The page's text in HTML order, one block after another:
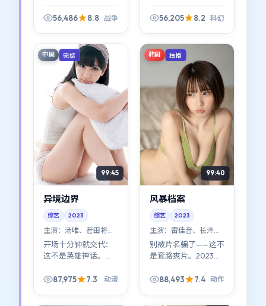
界》把
废墟里重新组织语
言。
56,486 8.8 战争
世界的规则讲得很直
56,205 8.2 科幻
中国 完结
99:45
异境边界
综艺 2023
主演： 汤唯、菅田将晖
等
开场十分钟就交代：
这不是英雄神话。
场集体失控的社会实
87,975 7.3 动漫
韩国 独播
99:40
风暴档案
综艺 2023
主演： 雷佳音、长泽雅
美 等
别被片名骗了——这不
是套路爽片。2023年
作做壳，讲的是普通
88,493 7.4 动作